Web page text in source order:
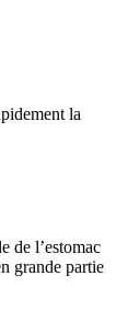
la
de l’estomac
grande partie